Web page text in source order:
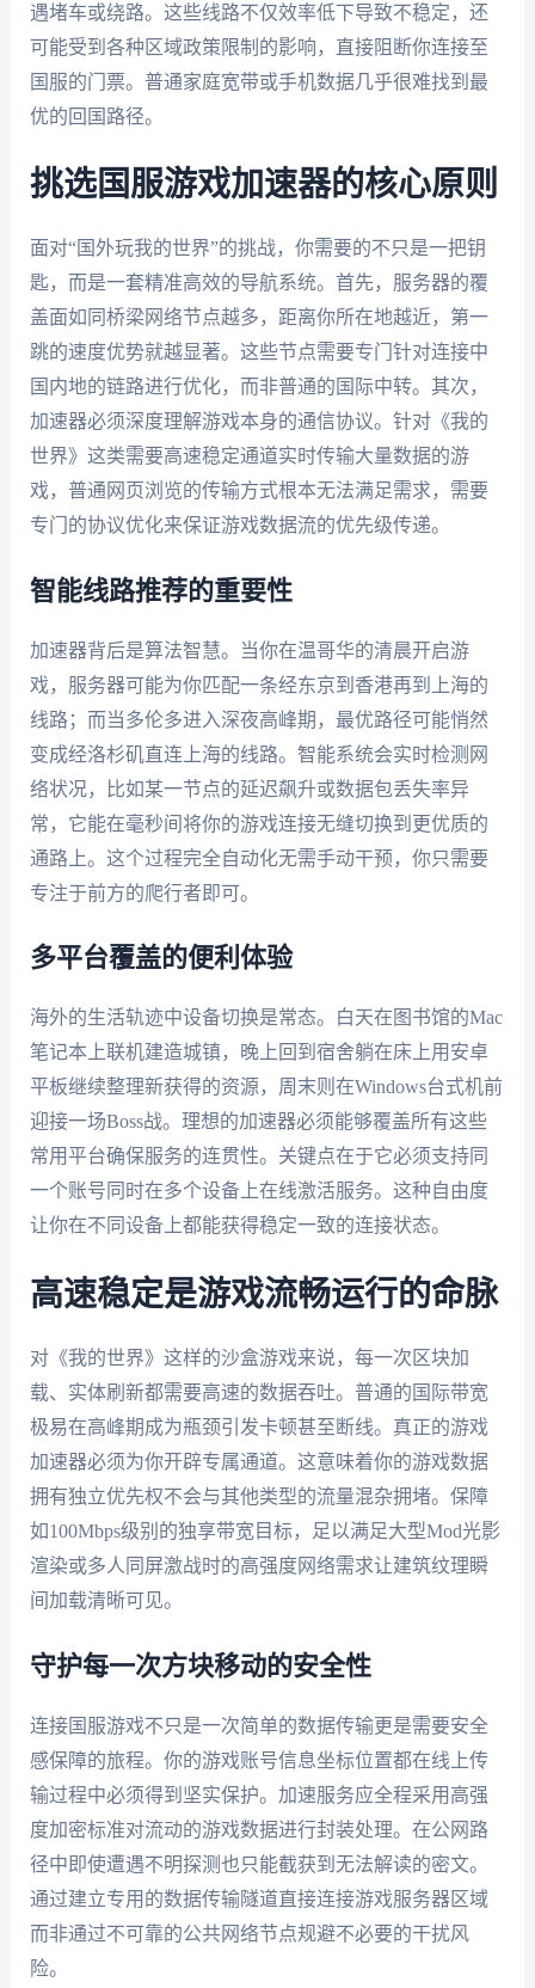
遇堵车或绕路。这些线路不仅效率低下导致不稳定，还
可能受到各种区域政策限制的影响，直接阻断你连接至
国服的门票。普通家庭宽带或手机数据几乎很难找到最
优的回国路径。
挑选国服游戏加速器的核心原则
面对“国外玩我的世界”的挑战，你需要的不只是一把钥
匙，而是一套精准高效的导航系统。首先，服务器的覆
盖面如同桥梁网络节点越多，距离你所在地越近，第一
跳的速度优势就越显著。这些节点需要专门针对连接中
国内地的链路进行优化，而非普通的国际中转。其次，
加速器必须深度理解游戏本身的通信协议。针对《我的
世界》这类需要高速稳定通道实时传输大量数据的游
戏，普通网页浏览的传输方式根本无法满足需求，需要
专门的协议优化来保证游戏数据流的优先级传递。
智能线路推荐的重要性
加速器背后是算法智慧。当你在温哥华的清晨开启游
戏，服务器可能为你匹配一条经东京到香港再到上海的
线路；而当多伦多进入深夜高峰期，最优路径可能悄然
变成经洛杉矶直连上海的线路。智能系统会实时检测网
络状况，比如某一节点的延迟飙升或数据包丢失率异
常，它能在毫秒间将你的游戏连接无缝切换到更优质的
通路上。这个过程完全自动化无需手动干预，你只需要
专注于前方的爬行者即可。
多平台覆盖的便利体验
海外的生活轨迹中设备切换是常态。白天在图书馆的Mac
笔记本上联机建造城镇，晚上回到宿舍躺在床上用安卓
平板继续整理新获得的资源，周末则在Windows台式机前
迎接一场Boss战。理想的加速器必须能够覆盖所有这些
常用平台确保服务的连贯性。关键点在于它必须支持同
一个账号同时在多个设备上在线激活服务。这种自由度
让你在不同设备上都能获得稳定一致的连接状态。
高速稳定是游戏流畅运行的命脉
对《我的世界》这样的沙盒游戏来说，每一次区块加
载、实体刷新都需要高速的数据吞吐。普通的国际带宽
极易在高峰期成为瓶颈引发卡顿甚至断线。真正的游戏
加速器必须为你开辟专属通道。这意味着你的游戏数据
拥有独立优先权不会与其他类型的流量混杂拥堵。保障
如100Mbps级别的独享带宽目标，足以满足大型Mod光影
渲染或多人同屏激战时的高强度网络需求让建筑纹理瞬
间加载清晰可见。
守护每一次方块移动的安全性
连接国服游戏不只是一次简单的数据传输更是需要安全
感保障的旅程。你的游戏账号信息坐标位置都在线上传
输过程中必须得到坚实保护。加速服务应全程采用高强
度加密标准对流动的游戏数据进行封装处理。在公网路
径中即使遭遇不明探测也只能截获到无法解读的密文。
通过建立专用的数据传输隧道直接连接游戏服务器区域
而非通过不可靠的公共网络节点规避不必要的干扰风
险。